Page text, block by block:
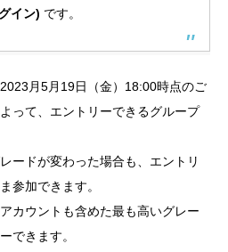
イン) です。
月5月19日（金）18:00時点のご
って、エントリーできるグループ
ードが変わった場合も、エントリ
参加できます。
カウントも含めた最も高いグレー
できます。